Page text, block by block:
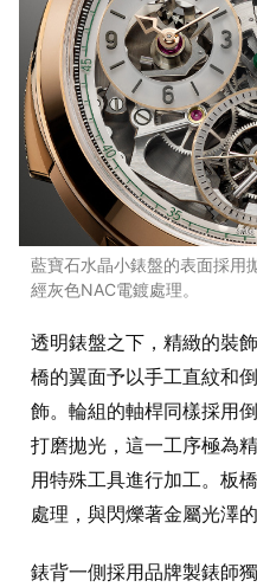
藍寶石水晶小錶盤的表面採用
經灰色NAC電鍍處理。
透明錶盤之下，精緻的裝
橋的翼面予以手工直紋和
飾。輪組的軸桿同樣採用
打磨拋光，這一工序極為
用特殊工具進行加工。板
處理，與閃爍著金屬光澤
錶背一側採用品牌製錶師